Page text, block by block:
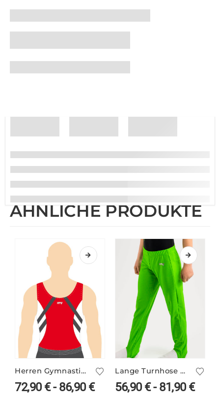
ÄHNLICHE PRODUKTE
Herren Gymnastik Trikot BRIAN/1 mit Einsätzen
72,90€-86,90€
Lange Turnhose LUIGI/1 mit Silikonbund – viele Farben
56,90€-81,90€